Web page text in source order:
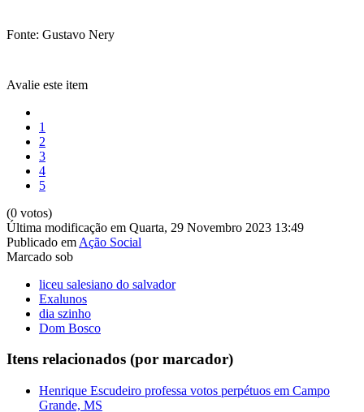
Fonte: Gustavo Nery
Avalie este item
1
2
3
4
5
(0 votos)
Última modificação em Quarta, 29 Novembro 2023 13:49
Publicado em Ação Social
Marcado sob
liceu salesiano do salvador
Exalunos
dia szinho
Dom Bosco
Itens relacionados (por marcador)
Henrique Escudeiro professa votos perpétuos em Campo
Grande, MS